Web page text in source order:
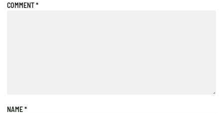
COMMENT*
NAME*